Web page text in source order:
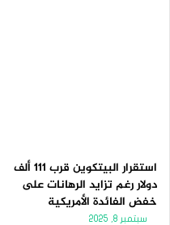
استقرار البيتكوين قرب 111 ألف
دولار رغم تزايد الرهانات على
خفض الفائدة الأمريكية
سبتمبر 8, 2025